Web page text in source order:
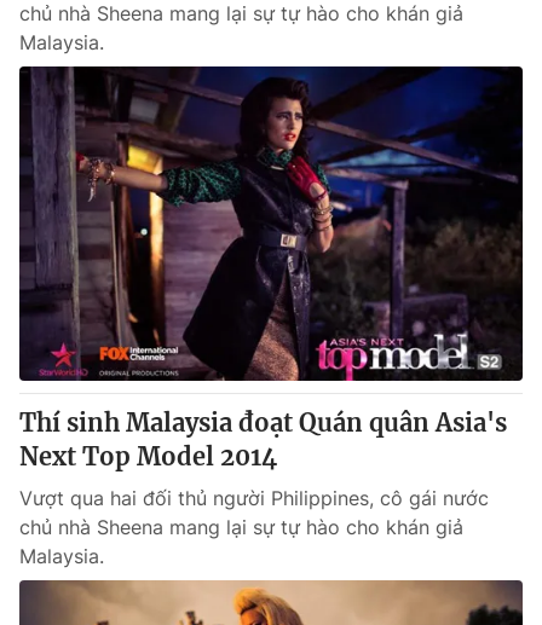
chủ nhà Sheena mang lại sự tự hào cho khán giả
Malaysia.
Thí sinh Malaysia đoạt Quán quân Asia's
Next Top Model 2014
Vượt qua hai đối thủ người Philippines, cô gái nước
chủ nhà Sheena mang lại sự tự hào cho khán giả
Malaysia.